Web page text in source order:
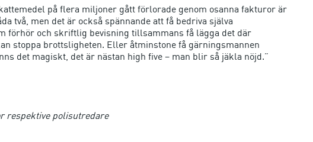
på flera miljoner gått förlorade genom osanna fakturor är
två, men det är också spännande att få bedriva själva
förhör och skriftlig bevisning tillsammans få lägga det där
stoppa brottsligheten. Eller åtminstone få gärningsmannen
det magiskt, det är nästan high five – man blir så jäkla nöjd.”
respektive polisutredare